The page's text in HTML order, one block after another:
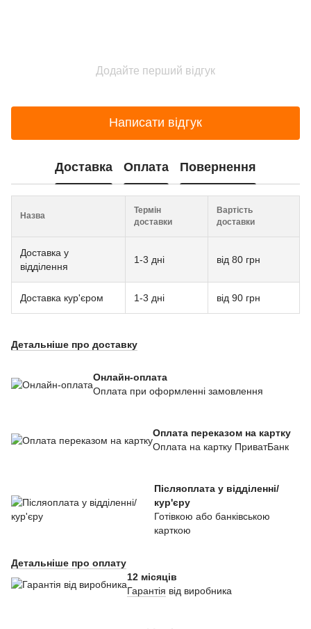
Додайте перший відгук
Написати відгук
Доставка Оплата Повернення
Назва
Термін
доставки
Вартість
доставки
Доставка у
відділення
1-3 дні від 80 грн
Доставка кур'єром 1-3 дні від 90 грн
Детальніше про доставку
Онлайн-оплата
Оплата при оформленні замовлення
Оплата переказом на картку
Оплата на картку ПриватБанк
Післяоплата у відділенні/
кур'єру
Готівкою або банківською
карткою
Детальніше про оплату
12 місяців
Гарантія від виробника